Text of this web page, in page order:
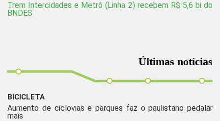
Trem Intercidades e Metrô (Linha 2) recebem R$ 5,6 bi do
BNDES
Últimas notícias
BICICLETA
Aumento de ciclovias e parques faz o paulistano pedalar
mais